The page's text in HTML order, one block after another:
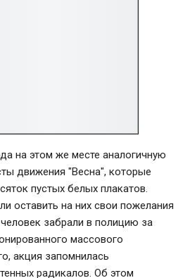
на этом же месте аналогичную
движения "Весна", которые
пустых белых плакатов.
на них свои пожелания
забрали в полицию за
массового
акция запомнилась
радикалов. Об этом